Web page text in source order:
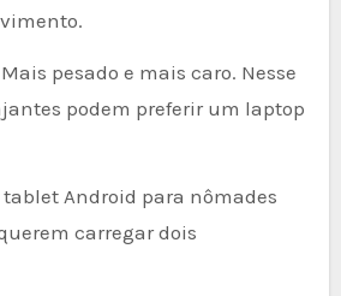
Mais pesado e mais caro. Nesse
podem preferir um laptop
Android para nômades
carregar dois